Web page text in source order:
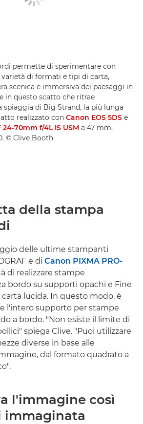
permette di sperimentare con
di formati e tipi di carta,
scenica e immersiva dei paesaggi in
in questo scatto che ritrae
spiaggia di Big Strand, la più lunga
realizzato con Canon EOS 5DS e
24-70mm f/4L IS USM a 47 mm,
© Clive Booth
della stampa
delle ultime stampanti
e di Canon PIXMA PRO-
di realizzare stampe
bordo su supporti opachi e Fine
lucida. In questo modo, è
l'intero supporto per stampe
a bordo. "Non esiste il limite di
spiega Clive. "Puoi utilizzare
diverse in base alle
dal formato quadrato a
l'immagine così
immaginata